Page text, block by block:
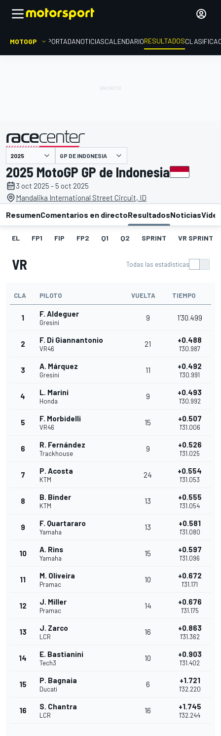
MOTOGP PORTADANOTICIASCALENDARIORESULTADOS
presentado por GP DE INDONESIA
2025 MotoGP GP de Indonesia
3 oct 2025 - 5 oct 2025
Mandalika International Street Circuit, ID
ResumenComentarios en directoResultadosNoticias
EL FP1 FIP FP2 Q1 Q2 SPRINT VR SPRINT
VR Todas las estadísticas
CLA PILOTO VUELTA TIEMPO
1 F. Aldeguer
Gresini
9 1'30.499
2 F. Di Giannantonio
VR46
21 +0.488
1'30.987
3 A. Márquez
Gresini
11 +0.492
1'30.991
4 L. Marini
Honda
9 +0.493
1'30.992
5 F. Morbidelli
VR46
15 +0.507
1'31.006
6 R. Fernández
Trackhouse
9 +0.526
1'31.025
7 P. Acosta
KTM
24 +0.554
1'31.053
8 B. Binder
KTM
13 +0.555
1'31.054
9 F. Quartararo
Yamaha
13 +0.581
1'31.080
10 A. Rins
Yamaha
15 +0.597
1'31.096
11 M. Oliveira
Pramac
10 +0.672
1'31.171
12 J. Miller
Pramac
14 +0.676
1'31.175
13 J. Zarco
LCR
16 +0.863
1'31.362
14 E. Bastianini
Tech3
10 +0.903
1'31.402
15 P. Bagnaia
Ducati
6 +1.721
1'32.220
16 S. Chantra
LCR
16 +1.745
1'32.244